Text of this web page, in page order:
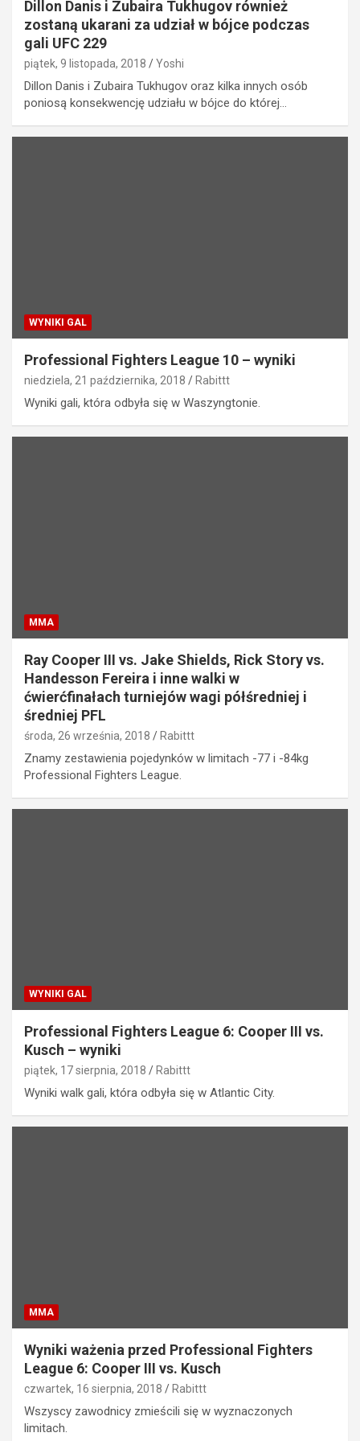
Dillon Danis i Zubaira Tukhugov również
zostaną ukarani za udział w bójce podczas
gali UFC 229
piątek, 9 listopada, 2018 Yoshi
Dillon Danis i Zubaira Tukhugov oraz kilka innych osób
poniosą konsekwencję udziału w bójce do której…
WYNIKI GAL
Professional Fighters League 10 – wyniki
niedziela, 21 października, 2018 Rabittt
Wyniki gali, która odbyła się w Waszyngtonie.
MMA
Ray Cooper III vs. Jake Shields, Rick Story vs.
Handesson Fereira i inne walki w
ćwierćfinałach turniejów wagi półśredniej i
średniej PFL
środa, 26 września, 2018 Rabittt
Znamy zestawienia pojedynków w limitach -77 i -84kg
Professional Fighters League.
WYNIKI GAL
Professional Fighters League 6: Cooper III vs.
Kusch – wyniki
piątek, 17 sierpnia, 2018 Rabittt
Wyniki walk gali, która odbyła się w Atlantic City.
MMA
Wyniki ważenia przed Professional Fighters
League 6: Cooper III vs. Kusch
czwartek, 16 sierpnia, 2018 Rabittt
Wszyscy zawodnicy zmieścili się w wyznaczonych
limitach.